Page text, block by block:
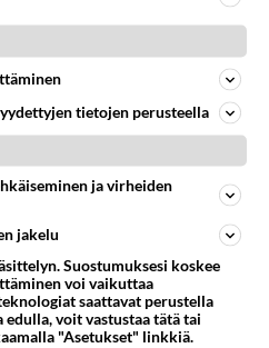
kokemuksia, joissa
tekemiä ihmeitä
sisällä Jumalan
Jumalan valtakunnassa
tietojen perusteella
ja virheiden
jakelu
Suostumuksesi koskee
voi vaikuttaa
saattavat perustella
voit vastustaa tätä tai
"Asetukset" linkkiä.